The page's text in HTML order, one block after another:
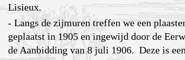
Lisieux.
- Langs de zijmuren treffen we een
geplaatst in 1905 en ingewijd door de
de Aanbidding van 8 juli 1906. Deze is